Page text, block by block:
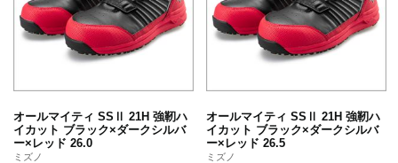
オールマイティ SSⅡ 21H 強靭ハ
イカット ブラック×ダークシルバ
ー×レッド 26.0
ミズノ
オールマイティ SSⅡ 21H 強靭ハ
イカット ブラック×ダークシルバ
ー×レッド 26.5
ミズノ